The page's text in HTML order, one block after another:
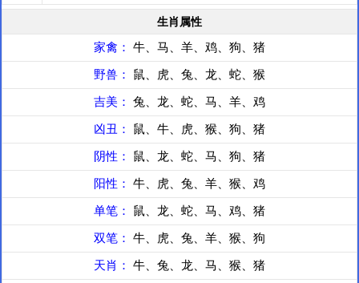
生肖属性
家禽： 牛、马、羊、鸡、狗、猪
野兽： 鼠、虎、兔、龙、蛇、猴
吉美： 兔、龙、蛇、马、羊、鸡
凶丑： 鼠、牛、虎、猴、狗、猪
阴性： 鼠、龙、蛇、马、狗、猪
阳性： 牛、虎、兔、羊、猴、鸡
单笔： 鼠、龙、蛇、马、鸡、猪
双笔： 牛、虎、兔、羊、猴、狗
天肖： 牛、兔、龙、马、猴、猪